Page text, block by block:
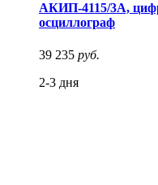
АКИП-4115/3А,
осциллограф
39 235 руб.
2-3 дня